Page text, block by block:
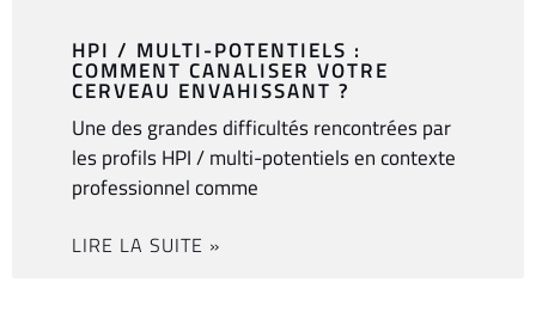
HPI / MULTI-POTENTIELS :
COMMENT CANALISER VOTRE
CERVEAU ENVAHISSANT ?
Une des grandes difficultés rencontrées par
les profils HPI / multi-potentiels en contexte
professionnel comme
LIRE LA SUITE »